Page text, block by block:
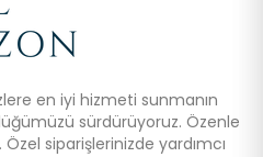
en iyi hizmeti sunmanın
sürdürüyoruz. Özenle
siparişlerinizde yardımcı